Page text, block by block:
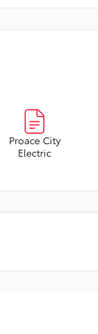
Proace City
Electric